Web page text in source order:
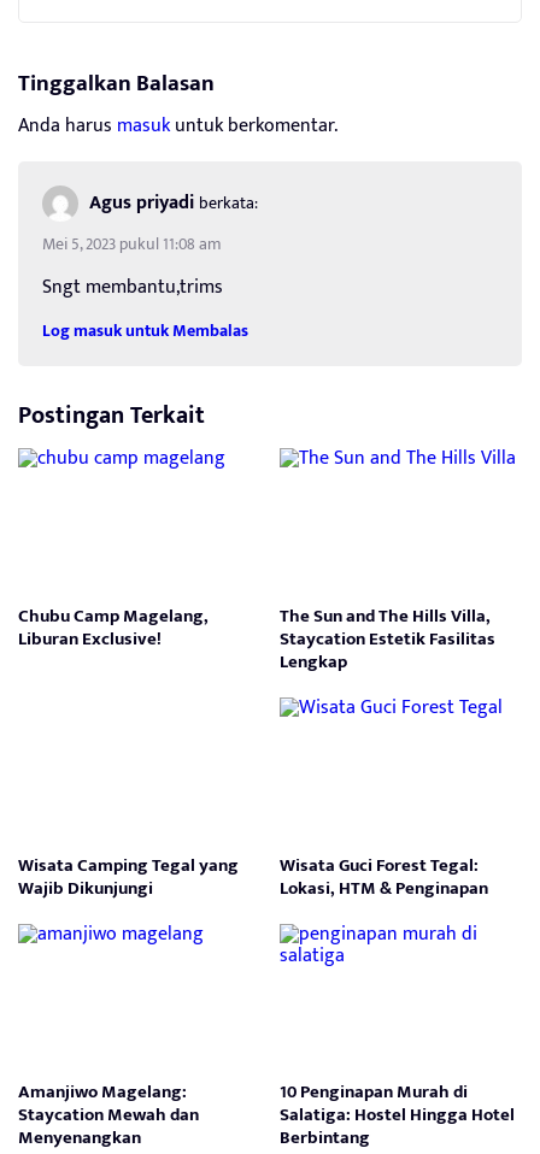
Tinggalkan Balasan
Anda harus masukuntuk berkomentar.
Agus priyadi berkata:
Mei 5, 2023 pukul 11:08 am
Sngt membantu,trims
Log masuk untuk Membalas
Postingan Terkait
Chubu Camp Magelang,
Liburan Exclusive!
The Sun and The Hills Villa,
Staycation Estetik Fasilitas
Lengkap
Wisata Camping Tegal yang
Wajib Dikunjungi
Wisata Guci Forest Tegal:
Lokasi, HTM & Penginapan
Amanjiwo Magelang:
Staycation Mewah dan
Menyenangkan
10 Penginapan Murah di
Salatiga: Hostel Hingga Hotel
Berbintang